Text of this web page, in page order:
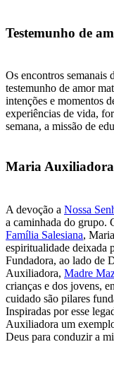
Testemunho de
Os encontros semanais
testemunho de amor
intenções e momentos
experiências de vida,
semana, a missão de
Maria
A devoção a Nossa
a caminhada do grupo.
Família Salesiana,
espiritualidade deixada
Fundadora, ao lado de
Auxiliadora, Madre
crianças e dos jovens,
cuidado são pilares
Inspiradas por esse
Auxiliadora um
Deus para conduzir a